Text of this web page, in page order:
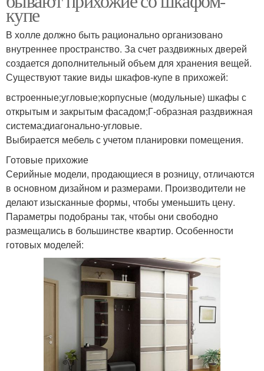
купе
В холле должно быть рационально организовано
внутреннее пространство. За счет раздвижных дверей
создается дополнительный объем для хранения вещей.
Существуют такие виды шкафов-купе в прихожей:
встроенные;угловые;корпусные (модульные) шкафы с
открытым и закрытым фасадом;Г-образная раздвижная
система;диагонально-угловые.
Выбирается мебель с учетом планировки помещения.
Готовые прихожие
Серийные модели, продающиеся в розницу, отличаются
в основном дизайном и размерами. Производители не
делают изысканные формы, чтобы уменьшить цену.
Параметры подобраны так, чтобы они свободно
размещались в большинстве квартир. Особенности
готовых моделей: